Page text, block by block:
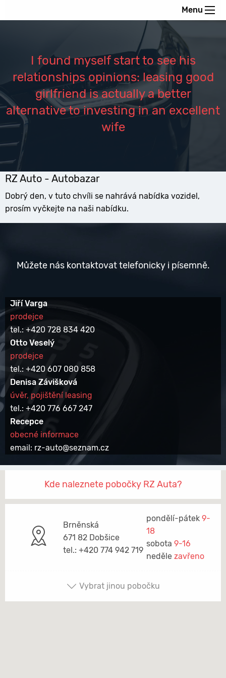
Menu
I found myself start to see his
relationships opinions: leasing good
girlfriend is actually a better
alternative to investing in an excellent
wife
RZ Auto - Autobazar
Dobrý den, v tuto chvíli se nahrává nabídka vozidel,
prosím vyčkejte na naši nabídku.
Můžete nás kontaktovat telefonicky i písemně.
Jiří Varga
prodejce
tel.: +420 728 834 420
Otto Veselý
prodejce
tel.: +420 607 080 858
Denisa Závišková
úvěr, pojištění leasing
tel.: +420 776 667 247
Recepce
obecné informace
email: rz-auto@seznam.cz
Kde naleznete pobočky RZ Auta?
Brněnská
671 82 Dobšice
tel.: +420 774 942 719
pondělí-pátek 9-
18
sobota 9-16
neděle zavřeno
Vybrat jinou pobočku